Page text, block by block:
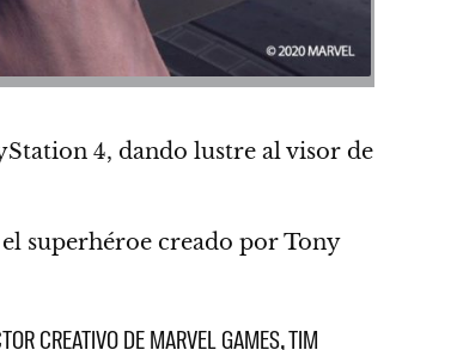
4, dando lustre al visor de
superhéroe creado por Tony
CREATIVO DE MARVEL GAMES, TIM